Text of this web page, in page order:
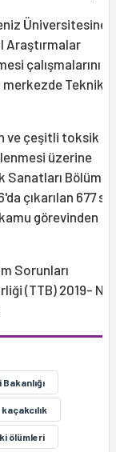
Üniversitesine
Araştırmalar
çalışmalarını
merkezde Teknik
ve çeşitli toksik
üzerine
Sanatları
çıkarılan 677
görevinden
Sorunları
(TTB) 2019-
kaçakcılık
ölümleri